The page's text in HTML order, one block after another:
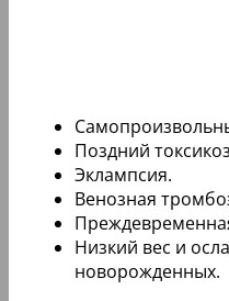
Поздний
Эклампсия.
Венозная
Низкий вес и
новорожденных.